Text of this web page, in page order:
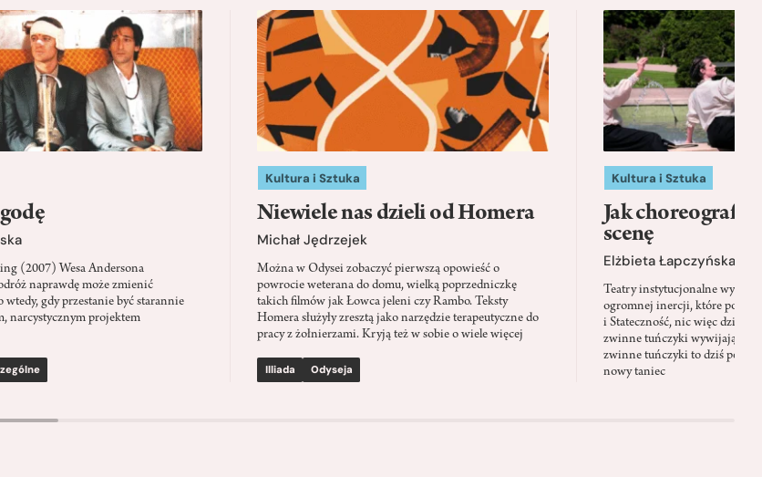
(2007) Wesa Andersona
naprawdę może zmienić
wtedy, gdy przestanie być starannie
narcystycznym projektem
Kultura i Sztuka
Niewiele nas dzieli od Homera
Michał Jędrzejek
Można w Odysei zobaczyć pierwszą opowieść o
powrocie weterana do domu, wielką poprzedniczkę
takich filmów jak Łowca jeleni czy Rambo. Teksty
Homera służyły zresztą jako narzędzie terapeutyczne do
pracy z żołnierzami. Kryją też w sobie o wiele więcej
Illiada Odyseja
Kultura i Sztuka
Jak
scenę
Elżbieta Łapczyńska
Teatry instytucjonalne
ogromnej inercji, które ponad
i Stateczność, nic więc
zwinne tuńczyki wywijają
zwinne tuńczyki to dziś
nowy taniec